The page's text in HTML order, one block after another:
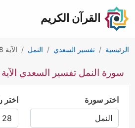
القرآن الكريم
الرئيسية تفسير السعدي النمل الآية 28
سورة النمل تفسير السعدي الآية 28
اختر سورة اختر